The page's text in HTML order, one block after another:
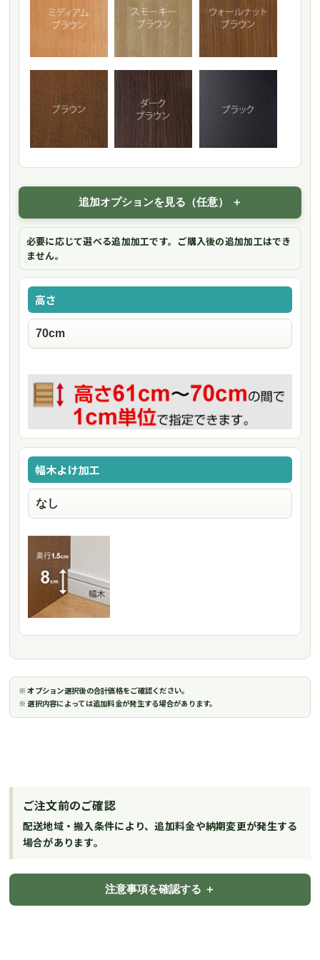
追加オプションを見る（任意）
必要に応じて選べる追加加工です。ご購入後の追加加工はでき
ません。
高さ
幅木よけ加工
※ オプション選択後の合計価格をご確認ください。
※ 選択内容によっては追加料金が発生する場合があります。
ご注文前のご確認
配送地域・搬入条件により、追加料金や納期変更が発生する
場合があります。
注意事項を確認する